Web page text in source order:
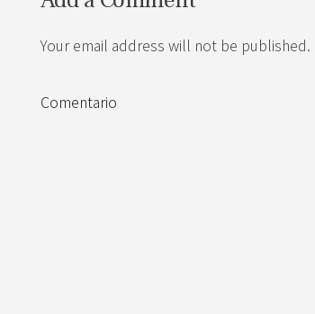
Your email address will not be
Comentario